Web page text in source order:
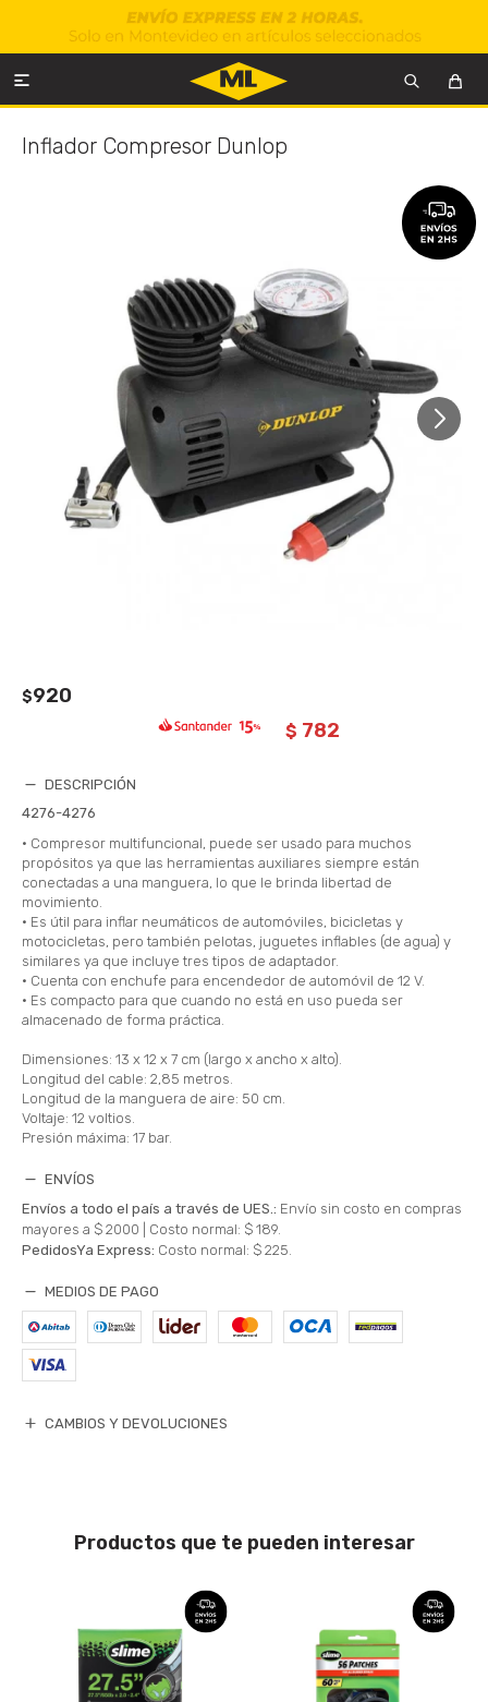

Inflador Compresor Dunlop
$920
$ 782
DESCRIPCIÓN
4276-4276
• Compresor multifuncional, puede ser usado para muchos
propósitos ya que las herramientas auxiliares siempre están
conectadas a una manguera, lo que le brinda libertad de
movimiento.
• Es útil para inflar neumáticos de automóviles, bicicletas y
motocicletas, pero también pelotas, juguetes inflables (de agua) y
similares ya que incluye tres tipos de adaptador.
• Cuenta con enchufe para encendedor de automóvil de 12 V.
• Es compacto para que cuando no está en uso pueda ser
almacenado de forma práctica.
Dimensiones: 13 x 12 x 7 cm (largo x ancho x alto).
Longitud del cable: 2,85 metros.
Longitud de la manguera de aire: 50 cm.
Voltaje: 12 voltios.
Presión máxima: 17 bar.
ENVÍOS
Envíos a todo el país a través de UES.: Envío sin costo en compras
mayores a $ 2000 | Costo normal: $ 189.
PedidosYa Express: Costo normal: $ 225.
MEDIOS DE PAGO
CAMBIOS Y DEVOLUCIONES
Productos que te pueden interesar